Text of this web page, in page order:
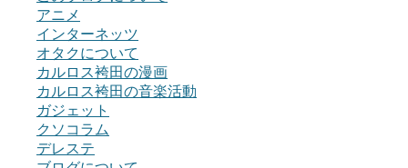
アニメ
インターネッツ
オタクについて
カルロス袴田の漫画
カルロス袴田の音楽活動
ガジェット
クソコラム
デレステ